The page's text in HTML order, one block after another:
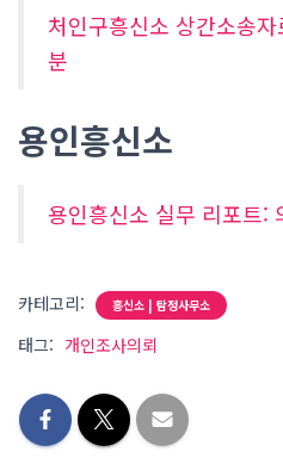
처인구흥신소 상간소송
분
용인흥신소
용인흥신소 실무 리포트:
카테고리: 흥신소 | 탐정사무소
태그: 개인조사의뢰